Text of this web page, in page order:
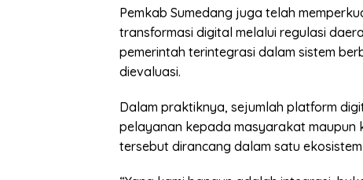
Pemkab Sumedang juga telah
transformasi digital melalui regulasi
pemerintah terintegrasi dalam sistem
dievaluasi.
Dalam praktiknya, sejumlah platform
pelayanan kepada masyarakat maupun
tersebut dirancang dalam satu